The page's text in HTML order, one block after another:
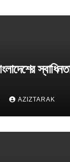
AZIZTARAK